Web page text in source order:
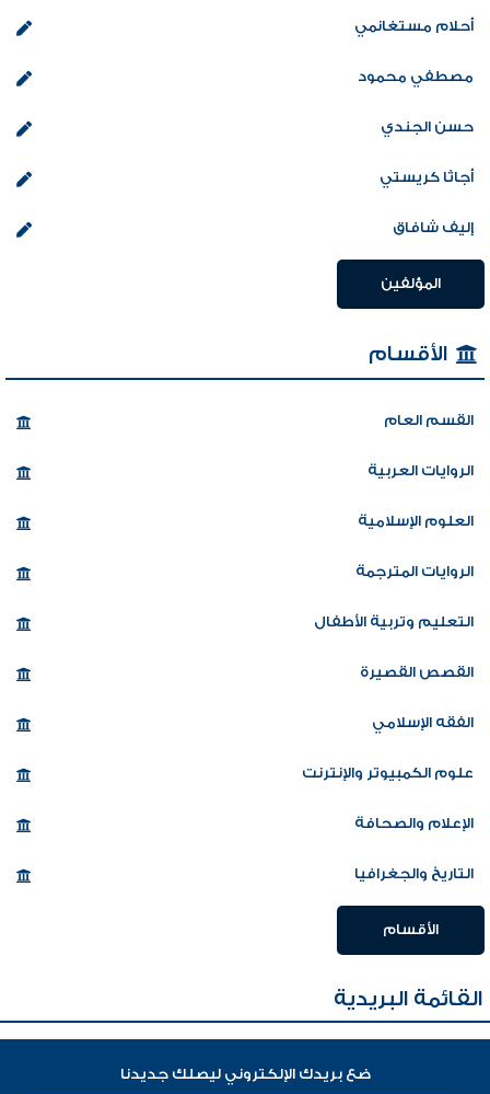
أحلام مستغانمي
مصطفي محمود
حسن الجندي
أجاثا كريستي
إليف شافاق
المؤلفين
الأقسام
القسم العام
الروايات العربية
العلوم الإسلامية
الروايات المترجمة
التعليم وتربية الأطفال
القصص القصيرة
الفقه الإسلامي
علوم الكمبيوتر والإنترنت
الإعلام والصحافة
التاريخ والجغرافيا
الأقسام
القائمة البريدية
ضع بريدك الإلكتروني ليصلك جديدنا